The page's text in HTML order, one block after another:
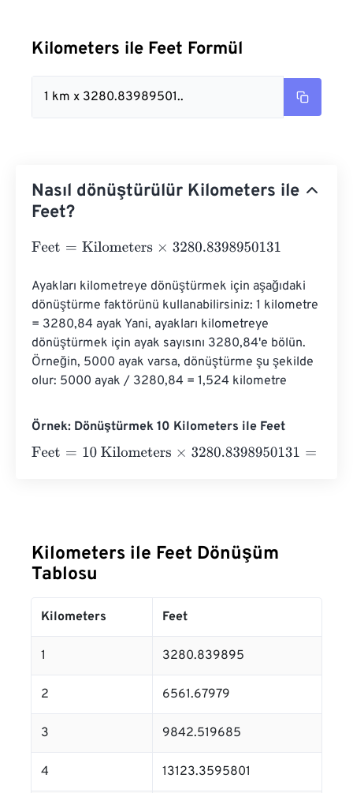
Kilometers ile Feet Formül
1 km x 3280.83989501..
Nasıl dönüştürülür Kilometers ile
Feet?
Feet= Kilometers×3280.8398950131
Ayakları kilometreye dönüştürmek için aşağıdaki
dönüştürme faktörünü kullanabilirsiniz: 1 kilometre
= 3280,84 ayak Yani, ayakları kilometreye
dönüştürmek için ayak sayısını 3280,84'e bölün.
Örneğin, 5000 ayak varsa, dönüştürme şu şekilde
olur: 5000 ayak / 3280,84 = 1,524 kilometre
Örnek: Dönüştürmek 10 Kilometers ile Feet
Feet= 10 Kilometers×3280.8398950131=
Kilometers ile Feet Dönüşüm
Tablosu
Kilometers Feet
1 3280.839895
2 6561.67979
3 9842.519685
4 13123.3595801